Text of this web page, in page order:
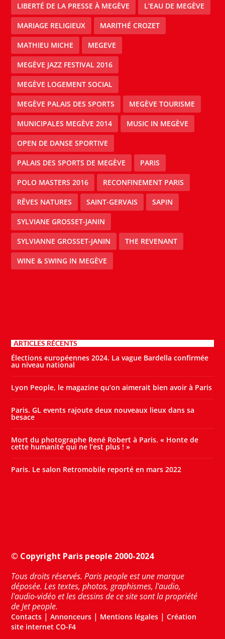
LIBERTÉ DE LA PRESSE À MEGÈVE L’EAU DE MEGÈVE
MARIAGE RELIGIEUX MARITHÉ CROZET
MATHIEU MICHE MEGEVE
MEGÈVE JAZZ FESTIVAL 2016
MEGÈVE LOGEMENT SOCIAL
MEGÈVE PALAIS DES SPORTS MEGÈVE TOURISME
MUNICIPALES MEGÈVE 2014 MUSIC IN MEGÈVE
OPEN DE DANSE SPORTIVE
PALAIS DES SPORTS DE MEGÈVE PARIS
POLO MASTERS 2016 RECONFINEMENT PARIS
RÊVES NATURES SAINT-GERVAIS SAPIN
SYLVIANE GROSSET-JANIN
SYLVIANNE GROSSET-JANIN THE REVENANT
WINE & SWING IN MEGÈVE
ARTICLES RÉCENTS
Élections européennes 2024. La vague Bardella confirmée
au niveau national
Lyon People, le magazine qu’on aimerait bien avoir à Paris
Paris. GL events rajoute deux nouveaux lieux dans sa
besace
Mort du photographe René Robert à Paris. « Honte de
cette humanité qui ne l’est plus ! »
Paris. Le salon Retromobile reporté en mars 2022
© Copyright Paris people 2000-2024
Tous droits réservés. Paris people est une marque
déposée. Les textes, photos, graphismes, l'audio,
l'audio-vidéo et les dessins de ce site sont la propriété
de Jet people.
Contacts |Annonceurs | Mentions légales |Création
site internet CO-F4